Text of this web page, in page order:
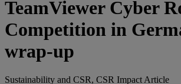
TeamViewer Cyber
Competition in
wrap-up
Sustainability and CSR, CSR Impact Article